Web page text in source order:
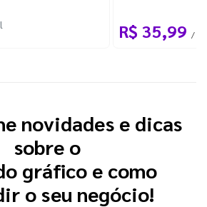
R$ 35,99 / 1
novidades e dicas
sobre o
gráfico e como
o seu negócio!